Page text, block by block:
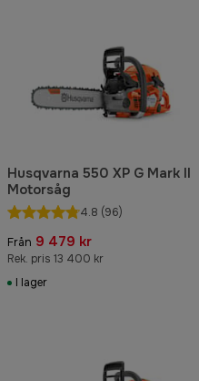
Husqvarna 550 XP G Mark II
Motorsåg
4.8 (96)
Från 9 479 kr
Rek. pris 13 400 kr
I lager